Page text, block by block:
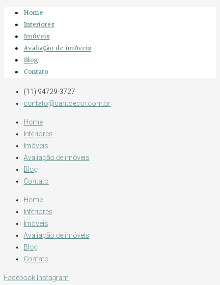
Home
Interiores
Imóveis
Avaliação de imóveis
Blog
Contato
(11) 94729-3727
contato@cantoecor.com.br
Home
Interiores
Imóveis
Avaliação de imóveis
Blog
Contato
Home
Interiores
Imóveis
Avaliação de imóveis
Blog
Contato
Facebook Instagram